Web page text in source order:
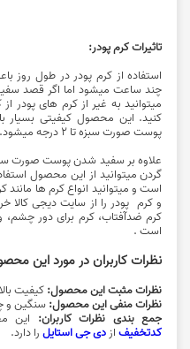
تاثیرات کرم پودر:
استفاده از کرم پودر در طول روز
چند ساعت میشود اما اگر قصد
میتوانید به غیر از کرم های پودر
کنید. این محصول کیفیتی بسیار
پوست صورت سبزه تا 2 درجه میشود.
علاوه برسفید شدن پوست صورت
گردن میتوانید از این محصول
است و میتوانید انواع کرم ها
و کرم پودر را از سایت دیجی کالا
کرم ضدآفتاب، کرم برای دور
است .
نظرات کاربران در مورد این
نظرات مثبت این محصول: کیفیت
نظرات منفی این محصول: سنگین و
جمع بندی نظرات کاربران: این
کدتخفیفاز دی جی استایلرا دارد.